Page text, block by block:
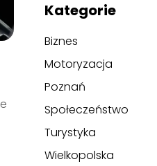
Kategorie
Biznes
Motoryzacja
Poznań
Społeczeństwo
Turystyka
Wielkopolska